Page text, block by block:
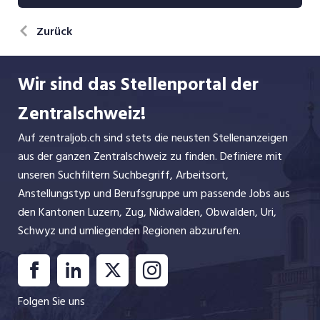
Zurück
Wir sind das Stellenportal der
Zentralschweiz!
Auf zentraljob.ch sind stets die neusten Stellenanzeigen
aus der ganzen Zentralschweiz zu finden. Definiere mit
unseren Suchfiltern Suchbegriff, Arbeitsort,
Anstellungstyp und Berufsgruppe um passende Jobs aus
den Kantonen Luzern, Zug, Nidwalden, Obwalden, Uri,
Schwyz und umliegenden Regionen abzurufen.
Folgen Sie uns